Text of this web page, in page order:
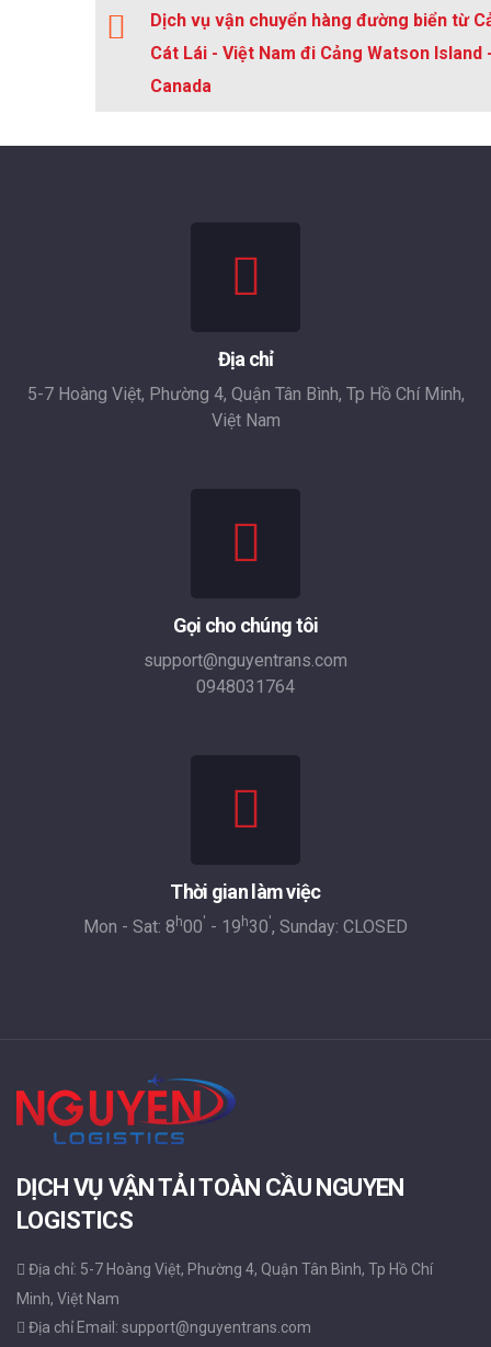
Dịch vụ vận chuyển hàng đường biển từ
Cát Lái - Việt Nam đi Cảng Watson Island
Canada
Địa chỉ
5-7 Hoàng Việt, Phường 4, Quận Tân Bình, Tp Hồ Chí Minh,
Việt Nam
Gọi cho chúng tôi
support@nguyentrans.com
0948031764
Thời gian làm việc
Mon - Sat: 8 h00' - 19 h30', Sunday: CLOSED
DỊCH VỤ VẬN TẢI TOÀN CẦU NGUYEN
LOGISTICS
Địa chỉ: 5-7 Hoàng Việt, Phường 4, Quận Tân Bình, Tp Hồ Chí
Minh, Việt Nam
Địa chỉ Email: support@nguyentrans.com